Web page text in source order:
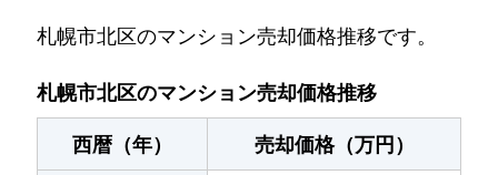
あいの里２条
550万円 あいの里教育大
あいの里２条
200万円 あいの里教育大
あいの里２条
150万円 あいの里教育大
札幌市北区のマンション売却価格推移です。
札幌市北区のマンション売却価格推移
西暦（年）
売却価格（万円）